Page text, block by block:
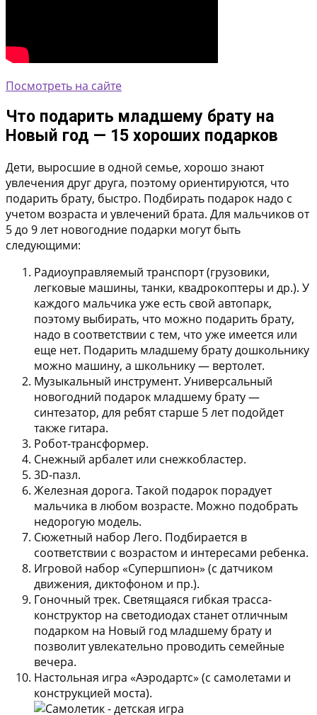
Посмотреть на сайте
Что подарить младшему брату на
Новый год — 15 хороших подарков
Дети, выросшие в одной семье, хорошо знают
увлечения друг друга, поэтому ориентируются, что
подарить брату, быстро. Подбирать подарок надо с
учетом возраста и увлечений брата. Для мальчиков от
5 до 9 лет новогодние подарки могут быть
следующими:
Радиоуправляемый транспорт(грузовики,
легковые машины, танки, квадрокоптеры и др.). У
каждого мальчика уже есть свой автопарк,
поэтому выбирать, что можно подарить брату,
надо в соответствии с тем, что уже имеется или
еще нет. Подарить младшему брату дошкольнику
можно машину, а школьнику — вертолет.
Музыкальный инструмент. Универсальный
новогодний подарок младшему брату —
синтезатор, для ребят старше 5 лет подойдет
также гитара.
Робот-трансформер.
Снежный арбалет или снежкобластер.
3D-пазл.
Железная дорога. Такой подарок порадует
мальчика в любом возрасте. Можно подобрать
недорогую модель.
Сюжетный набор Лего. Подбирается в
соответствии с возрастом и интересами ребенка.
Игровой набор «Супершпион» (с датчиком
движения, диктофоном и пр.).
Гоночный трек. Светящаяся гибкая трасса-
конструктор на светодиодах станет отличным
подарком на Новый год младшему брату и
позволит увлекательно проводить семейные
вечера.
Настольная игра «Аэродартс» (с самолетами и
конструкцией моста).